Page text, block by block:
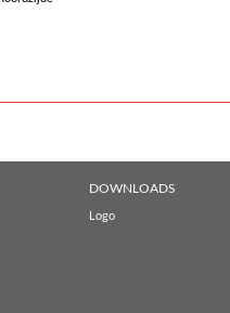
DOWNLOADS
Logo